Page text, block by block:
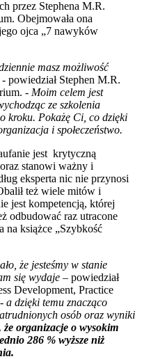
przez Stephena M.R.
Obejmowała ona
ojca „7 nawyków
masz możliwość
- powiedział Stephen M.R.
- Moim celem jest
ze szkolenia
kroku. Pokażę Ci, co dzięki
i społeczeństwo.
jest krytyczną
stanowi ważny i
eksperta nic nie przynosi
też wiele mitów i
jest kompetencją, której
odbudować raz utracone
na książce „Szybkość
że jesteśmy w stanie
się wydaje – powiedział
Development, Practice
a dzięki temu znacząco
osób oraz wyniki
organizacje o wysokim
286 % wyższe niż